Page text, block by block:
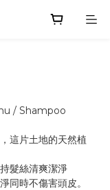
/ Shampoo
這片土地的天然植
髮絲清爽潔淨
同時不傷害頭皮。